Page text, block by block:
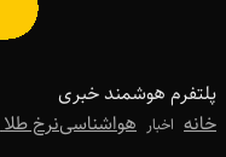
پلتفرم هوشمند خبری
خانه اخبار هواشناسینرخ طلا